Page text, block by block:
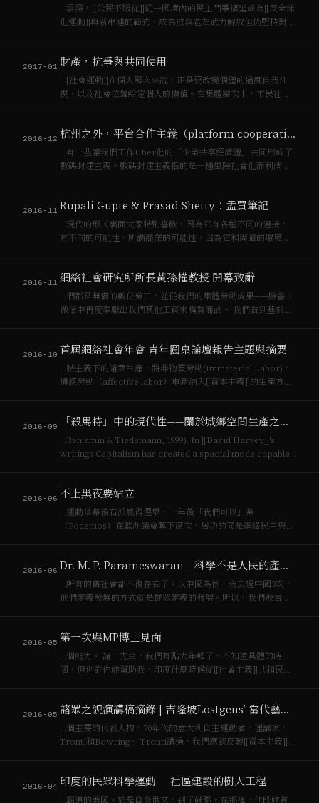
…雲湧，[[公民不服從]]從一國境內的民主鬥爭擴延成為[[反全球
化運動]]與新串連的範式，成為放棄老左武力解放但仍堅持對抗
家權力或商業…
2017-01 財產，抗爭與共同使用
…[社會運動]]在個人層次來說，正是要改變個體的過度自我注
視，以及社會位置給定個人的價值。在集體層次上，市民社會
行動中形成[[諸眾]]（singu…
2016-12 杭州之外，平台合作主義（platform cooperativism）
…有一些讓我們工作Uber化的「企業共享經濟體」共同形成了
數碼封建主義。數碼封建主義指的是一種風險社會化而利潤私
2016年11月1…
2016-11 Rupali Gupte & Prasad Shetty：孟買筆記
…現代的形式裏面大家特別喜歡，因為它有各種不同的連接，
有不同的可能性，所謂商業的可能性，因為它和周圍的環境發
性的討論在現在現代主義狀況下或者後…
2016-11 網絡社會研究所所長黃孫權教授 開幕致辭
…們都是無償的數位勞工，並從我們的集體勞動成果——臉書、
微信中再度奉獻出我們其他工資來購買商品。 我們看到基於私
糊，以及替代策略的缺乏，…
2016-10 首屆網絡社會年會 青年圓桌論壇報告主題與摘要
…特主義下的諸衆生產，將非物質勞動(Immaterial Labor)，
情感勞動（affective labor）重新納入[[資本主義]]的生產方
2016-09 「殺馬特」中的現代性——關於城鄉空間生產之社會展示
…Benjamin & Tiedemann, 1999). In [[David Harvey]]'s
writings Capitalism has created a spacial mode capable
2016-06 不止黑夜要站立
…運動落幕後右派贏得選舉，一年後「我們可以」黨
（Podemos）在歐洲議會奪下席次，居功的又是網絡民主與動
灣的[[太陽花]]運動則將經…
2016-06 Dr. M. P. Parameswaran｜科學不是人民的產物，而是人民的內在靈魂
…所有的舊社會都不復存在了。以中國為例，我去過中國3次，
他們定義發展的方式就是群眾定義的發展。所以，我們被告知
展[[資本主義]]，已經深入到各個…
2016-05 第一次與MP博士見面
…個能力。 諸：先生，我們有點太年輕了，不知道具體的時
間，但也許你能幫助我，印度什麼時候從[[社會主義]]共和民主
2016-05 諸眾之貌演講稿摘錄 | 吉隆坡Lostgens’ 當代藝術空間
…個主要的代表人物，70年代的意大利自主運動者，理論家，
Tronti和Bowring。 Tronti講過，我們應該反轉[[資本主義]]的
2016-04 印度的民眾科學運動 — 社區建設的樹人工程
…霸道的美國。於是自修俄文，到了蘇聯。在那裡，他既欣賞